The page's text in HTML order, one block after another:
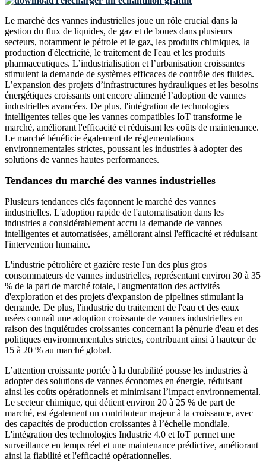
Le marché des vannes industrielles joue un rôle crucial dans la
gestion du flux de liquides, de gaz et de boues dans plusieurs
secteurs, notamment le pétrole et le gaz, les produits chimiques, la
production d'électricité, le traitement de l'eau et les produits
pharmaceutiques. L’industrialisation et l’urbanisation croissantes
stimulent la demande de systèmes efficaces de contrôle des fluides.
L’expansion des projets d’infrastructures hydrauliques et les besoins
énergétiques croissants ont encore alimenté l’adoption de vannes
industrielles avancées. De plus, l'intégration de technologies
intelligentes telles que les vannes compatibles IoT transforme le
marché, améliorant l'efficacité et réduisant les coûts de maintenance.
Le marché bénéficie également de réglementations
environnementales strictes, poussant les industries à adopter des
solutions de vannes hautes performances.
Tendances du marché des vannes industrielles
Plusieurs tendances clés façonnent le marché des vannes
industrielles. L'adoption rapide de l'automatisation dans les
industries a considérablement accru la demande de vannes
intelligentes et automatisées, améliorant ainsi l'efficacité et réduisant
l'intervention humaine.
L'industrie pétrolière et gazière reste l'un des plus gros
consommateurs de vannes industrielles, représentant environ 30 à 35
% de la part de marché totale, l'augmentation des activités
d'exploration et des projets d'expansion de pipelines stimulant la
demande. De plus, l'industrie du traitement de l'eau et des eaux
usées connaît une adoption croissante de vannes industrielles en
raison des inquiétudes croissantes concernant la pénurie d'eau et des
politiques environnementales strictes, contribuant ainsi à hauteur de
15 à 20 % au marché global.
L’attention croissante portée à la durabilité pousse les industries à
adopter des solutions de vannes économes en énergie, réduisant
ainsi les coûts opérationnels et minimisant l’impact environnemental.
Le secteur chimique, qui détient environ 20 à 25 % de part de
marché, est également un contributeur majeur à la croissance, avec
des capacités de production croissantes à l’échelle mondiale.
L'intégration des technologies Industrie 4.0 et IoT permet une
surveillance en temps réel et une maintenance prédictive, améliorant
ainsi la fiabilité et l'efficacité opérationnelles.